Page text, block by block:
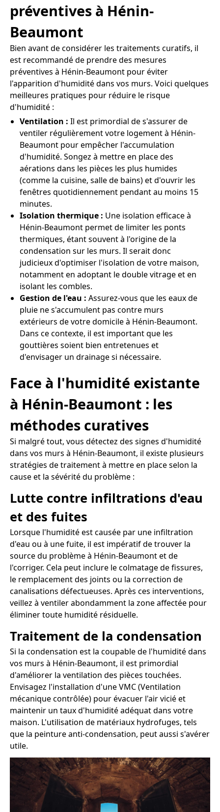
préventives à Hénin-
Beaumont
Bien avant de considérer les traitements curatifs, il
est recommandé de prendre des mesures
préventives à Hénin-Beaumont pour éviter
l'apparition d'humidité dans vos murs. Voici quelques
meilleures pratiques pour réduire le risque
d'humidité :
Ventilation : Il est primordial de s'assurer de
ventiler régulièrement votre logement à Hénin-
Beaumont pour empêcher l'accumulation
d'humidité. Songez à mettre en place des
aérations dans les pièces les plus humides
(comme la cuisine, salle de bains) et d'ouvrir les
fenêtres quotidiennement pendant au moins 15
minutes.
Isolation thermique : Une isolation efficace à
Hénin-Beaumont permet de limiter les ponts
thermiques, étant souvent à l'origine de la
condensation sur les murs. Il serait donc
judicieux d'optimiser l'isolation de votre maison,
notamment en adoptant le double vitrage et en
isolant les combles.
Gestion de l'eau : Assurez-vous que les eaux de
pluie ne s'accumulent pas contre murs
extérieurs de votre domicile à Hénin-Beaumont.
Dans ce contexte, il est important que les
gouttières soient bien entretenues et
d'envisager un drainage si nécessaire.
Face à l'humidité existante
à Hénin-Beaumont : les
méthodes curatives
Si malgré tout, vous détectez des signes d'humidité
dans vos murs à Hénin-Beaumont, il existe plusieurs
stratégies de traitement à mettre en place selon la
cause et la sévérité du problème :
Lutte contre infiltrations d'eau
et des fuites
Lorsque l'humidité est causée par une infiltration
d'eau ou à une fuite, il est impératif de trouver la
source du problème à Hénin-Beaumont et de
l'corriger. Cela peut inclure le colmatage de fissures,
le remplacement des joints ou la correction de
canalisations défectueuses. Après ces interventions,
veillez à ventiler abondamment la zone affectée pour
éliminer toute humidité résiduelle.
Traitement de la condensation
Si la condensation est la coupable de l'humidité dans
vos murs à Hénin-Beaumont, il est primordial
d'améliorer la ventilation des pièces touchées.
Envisagez l'installation d'une VMC (Ventilation
mécanique contrôlée) pour évacuer l'air vicié et
maintenir un taux d'humidité adéquat dans votre
maison. L'utilisation de matériaux hydrofuges, tels
que la peinture anti-condensation, peut aussi s'avérer
utile.